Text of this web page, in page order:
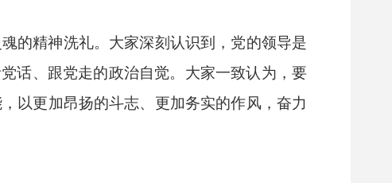
的精神洗礼。大家深刻认识到，党的领导是
话、跟党走的政治自觉。大家一致认为，要
以更加昂扬的斗志、更加务实的作风，奋力